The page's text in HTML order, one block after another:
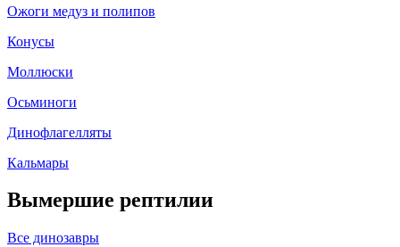
Ожоги медуз и полипов
Конусы
Моллюски
Осьминоги
Динофлагелляты
Кальмары
Вымершие рептилии
Все динозавры